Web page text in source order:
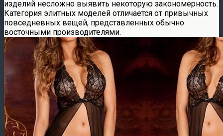
изделий несложно выявить некоторую закономерность.
Категория элитных моделей отличается от привычных
повседневных вещей, представленных обычно
восточными производителями.